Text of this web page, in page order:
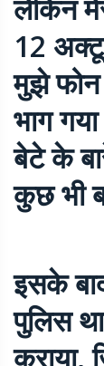
लेकिन
12
मुझे
भाग
बेटे के
कुछ भी
इसके
पुलिस
कराया,